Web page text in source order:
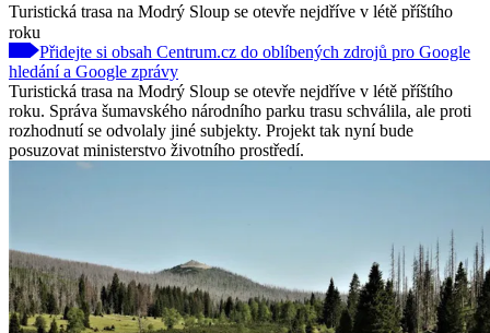
Turistická trasa na Modrý Sloup se otevře nejdříve v létě příštího
roku
Přidejte si obsah Centrum.cz do oblíbených zdrojů pro Google
hledání a Google zprávy
Turistická trasa na Modrý Sloup se otevře nejdříve v létě příštího
roku. Správa šumavského národního parku trasu schválila, ale proti
rozhodnutí se odvolaly jiné subjekty. Projekt tak nyní bude
posuzovat ministerstvo životního prostředí.